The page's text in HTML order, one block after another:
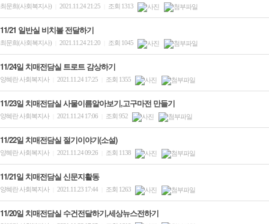
최문희(사회복지사) 2021.11.24 21:25 조회 1313
11/21 일반실 비치볼 전달하기
최문희(사회복지사) 2021.11.24 21:20 조회 1045
11/24일 치매전담실 트로트 감상하기
양혜란 사회복지사 2021.11.24 17:25 조회 1355
11/23일 치매전담실 사물이름알아보기,고구마전 만들기
양혜란 사회복지사 2021.11.24 17:06 조회 952
11/22일 치매전담실 절기이야기(소설)
양혜란 사회복지사 2021.11.24 09:26 조회 1138
11/21일 치매전담실 신문지활동
양혜란 사회복지사 2021.11.23 17:44 조회 1263
11/20일 치매전담실 수건전달하기,세상뉴스전하기